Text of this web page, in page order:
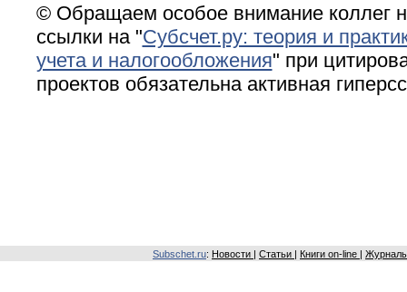
© Обращаем особое внимание коллег
ссылки на "Субсчет.ру: теория и
учета и налогообложения" при
проектов обязательна активная
Subschet.ru: Новости Статьи Книги on-line